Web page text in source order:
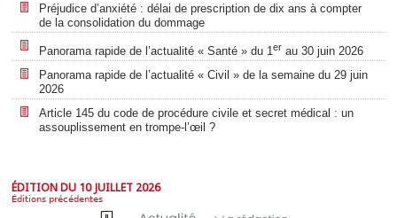
Préjudice d’anxiété : délai de prescription de dix ans à compter
de la consolidation du dommage
Panorama rapide de l’actualité « Santé » du 1er au 30 juin 2026
Panorama rapide de l’actualité « Civil » de la semaine du 29 juin
2026
Article 145 du code de procédure civile et secret médical : un
assouplissement en trompe-l’œil ?
ÉDITION DU 10 JUILLET 2026
Éditions précédentes